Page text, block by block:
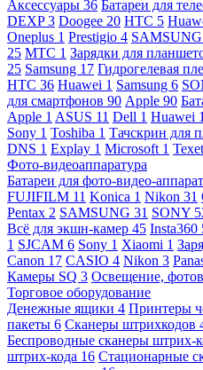
Аксессуары 36 Батареи для
DEXP3 Doogee 20 HTC 5
Oneplus 1 Prestigio 4 SAMSUNG
25 МТС 1 Зарядки для
25 Samsung 17 Гидрогелевая
HTC 36 Huawei 1 Samsung 6
для смартфонов 90 Apple 90
Apple 1 ASUS 11 Dell 1 Huawei 1
Sony 1 Toshiba 1 Тачскрин для
DNS 1 Explay 1 Microsoft 1 Texet
Фото-видеоаппаратура
Батареи для фото-видео-
FUJIFILM 11 Konica 1 Nikon 31
Pentax 2 SAMSUNG 31 SONY
Всё для экшн-камер 45 Insta360
1 SJCAM 6 Sony 1 Xiaomi 1
Canon 17 CASIO 4 Nikon 3
Камеры SQ 3 Освещение,
Торговое оборудование
Денежные ящики 4 Принтеры
пакеты 6 Сканеры штрихкодов
Беспроводные сканеры штрих-
штрих-кода 16 Стационарные